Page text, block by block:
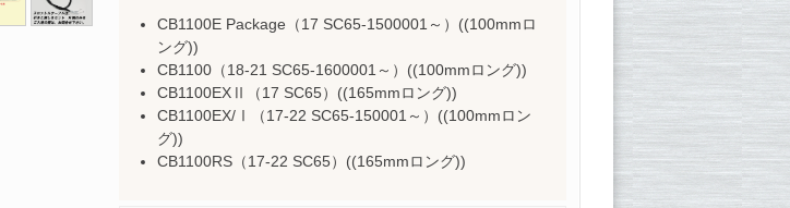
CB1100E Package（17 SC65-1500001～）((100mmロ
ング))
CB1100（18-21 SC65-1600001～）((100mmロング))
CB1100EXⅡ（17 SC65）((165mmロング))
CB1100EX/Ⅰ（17-22 SC65-150001～）((100mmロン
グ))
CB1100RS（17-22 SC65）((165mmロング))